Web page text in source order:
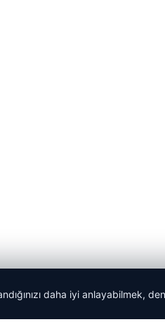
daha iyi anlayabilmek,